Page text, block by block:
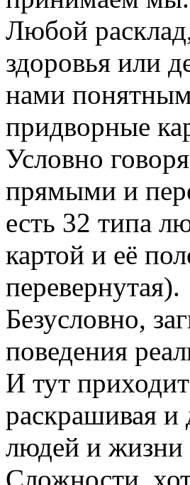
Любой
здоровья или
нами
придворные
Условно
прямыми и
есть 32 типа
картой и её
перевернутая).
Безусловно,
поведения
И тут
раскрашивая и
людей и жизни
Сложности,